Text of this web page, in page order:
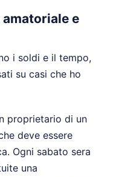
e
i soldi e il tempo,
su casi che ho
proprietario di un
deve essere
Ogni sabato sera
una